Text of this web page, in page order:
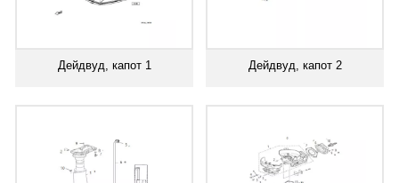
Дейдвуд, капот 1 Дейдвуд, капот 2